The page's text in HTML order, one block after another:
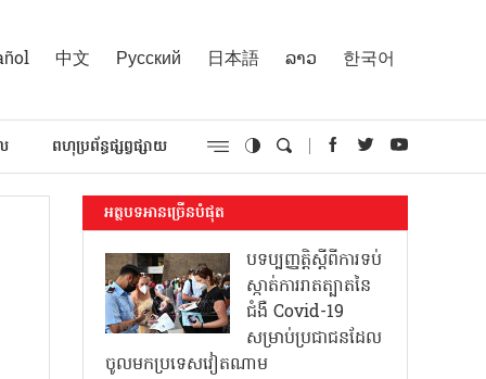
中文 Русский 日本語 ລາວ 한국어
ពហុប្រព័ន្ធផ្សព្វផ្សាយ
អត្ថបទអានច្រើនបំផុត
បទប្បញ្ញត្តិស្តីពីការទប់
ស្កាត់ការរាតត្បាតនៃ
ជំងឺ Covid-19
សម្រាប់ប្រជាជនដែល
ចូលមកប្រទេសវៀតណាម